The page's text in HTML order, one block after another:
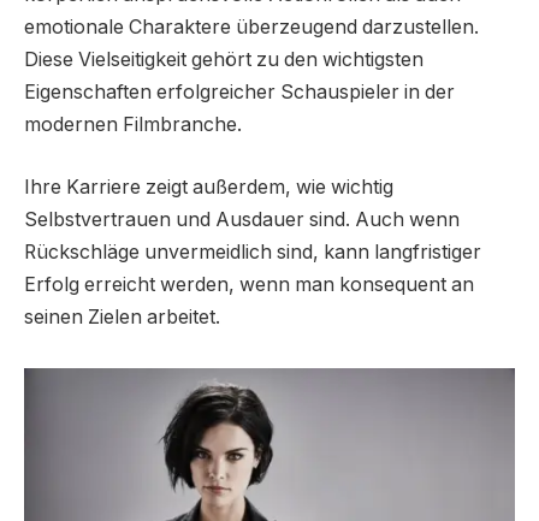
emotionale Charaktere überzeugend darzustellen.
Diese Vielseitigkeit gehört zu den wichtigsten
Eigenschaften erfolgreicher Schauspieler in der
modernen Filmbranche.
Ihre Karriere zeigt außerdem, wie wichtig
Selbstvertrauen und Ausdauer sind. Auch wenn
Rückschläge unvermeidlich sind, kann langfristiger
Erfolg erreicht werden, wenn man konsequent an
seinen Zielen arbeitet.